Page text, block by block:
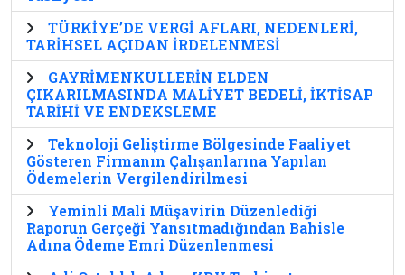
TÜRKİYE’DE VERGİ AFLARI, NEDENLERİ,
TARİHSEL AÇIDAN İRDELENMESİ
GAYRİMENKULLERİN ELDEN
ÇIKARILMASINDA MALİYET BEDELİ, İKTİSAP
TARİHİ VE ENDEKSLEME
Teknoloji Geliştirme Bölgesinde Faaliyet
Gösteren Firmanın Çalışanlarına Yapılan
Ödemelerin Vergilendirilmesi
Yeminli Mali Müşavirin Düzenlediği
Raporun Gerçeği Yansıtmadığından Bahisle
Adına Ödeme Emri Düzenlenmesi